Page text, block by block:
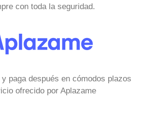
con toda la seguridad.
paga después en cómodos plazos
ofrecido por Aplazame